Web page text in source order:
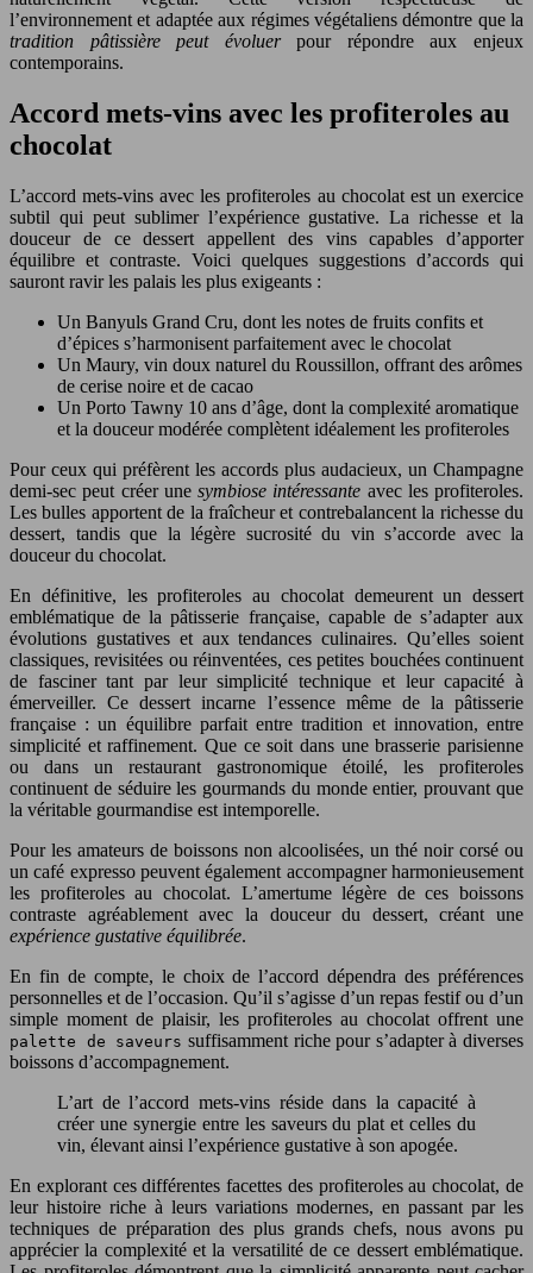
l’environnement et adaptée aux régimes végétaliens démontre que la
tradition pâtissière peut évoluerpour répondre aux enjeux
contemporains.
Accord mets-vins avec les profiteroles au
chocolat
L’accord mets-vins avec les profiteroles au chocolat est un exercice
subtil qui peut sublimer l’expérience gustative. La richesse et la
douceur de ce dessert appellent des vins capables d’apporter
équilibre et contraste. Voici quelques suggestions d’accords qui
sauront ravir les palais les plus exigeants :
Un Banyuls Grand Cru, dont les notes de fruits confits et
d’épices s’harmonisent parfaitement avec le chocolat
Un Maury, vin doux naturel du Roussillon, offrant des arômes
de cerise noire et de cacao
Un Porto Tawny 10 ans d’âge, dont la complexité aromatique
et la douceur modérée complètent idéalement les profiteroles
Pour ceux qui préfèrent les accords plus audacieux, un Champagne
demi-sec peut créer une symbiose intéressante avec les profiteroles.
Les bulles apportent de la fraîcheur et contrebalancent la richesse du
dessert, tandis que la légère sucrosité du vin s’accorde avec la
douceur du chocolat.
En définitive, les profiteroles au chocolat demeurent un dessert
emblématique de la pâtisserie française, capable de s’adapter aux
évolutions gustatives et aux tendances culinaires. Qu’elles soient
classiques, revisitées ou réinventées, ces petites bouchées continuent
de fasciner tant par leur simplicité technique et leur capacité à
émerveiller. Ce dessert incarne l’essence même de la pâtisserie
française : un équilibre parfait entre tradition et innovation, entre
simplicité et raffinement. Que ce soit dans une brasserie parisienne
ou dans un restaurant gastronomique étoilé, les profiteroles
continuent de séduire les gourmands du monde entier, prouvant que
la véritable gourmandise est intemporelle.
Pour les amateurs de boissons non alcoolisées, un thé noir corsé ou
un café expresso peuvent également accompagner harmonieusement
les profiteroles au chocolat. L’amertume légère de ces boissons
contraste agréablement avec la douceur du dessert, créant une
expérience gustative équilibrée.
En fin de compte, le choix de l’accord dépendra des préférences
personnelles et de l’occasion. Qu’il s’agisse d’un repas festif ou d’un
simple moment de plaisir, les profiteroles au chocolat offrent une
palette de saveurs suffisamment riche pour s’adapter à diverses
boissons d’accompagnement.
L’art de l’accord mets-vins réside dans la capacité à
créer une synergie entre les saveurs du plat et celles du
vin, élevant ainsi l’expérience gustative à son apogée.
En explorant ces différentes facettes des profiteroles au chocolat, de
leur histoire riche à leurs variations modernes, en passant par les
techniques de préparation des plus grands chefs, nous avons pu
apprécier la complexité et la versatilité de ce dessert emblématique.